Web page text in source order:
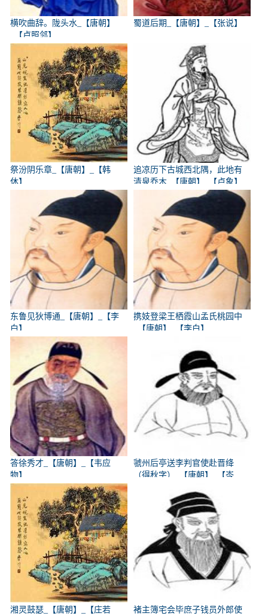
横吹曲辞。陇头水_【唐朝】
_【卢照邻】
蜀道后期_【唐朝】_【张说】
祭汾阴乐章_【唐朝】_【韩
休】
追凉历下古城西北隅，此地有
清泉乔木_【唐朝】_【卢象】
东鲁见狄博通_【唐朝】_【李
白】
携妓登梁王栖霞山孟氏桃园中
_【唐朝】_【李白】
答徐秀才_【唐朝】_【韦应
物】
虢州后亭送李判官使赴晋绛
（得秋字）_【唐朝】_【岑
湘灵鼓瑟_【唐朝】_【庄若
褚主簿宅会毕庶子钱员外郎使